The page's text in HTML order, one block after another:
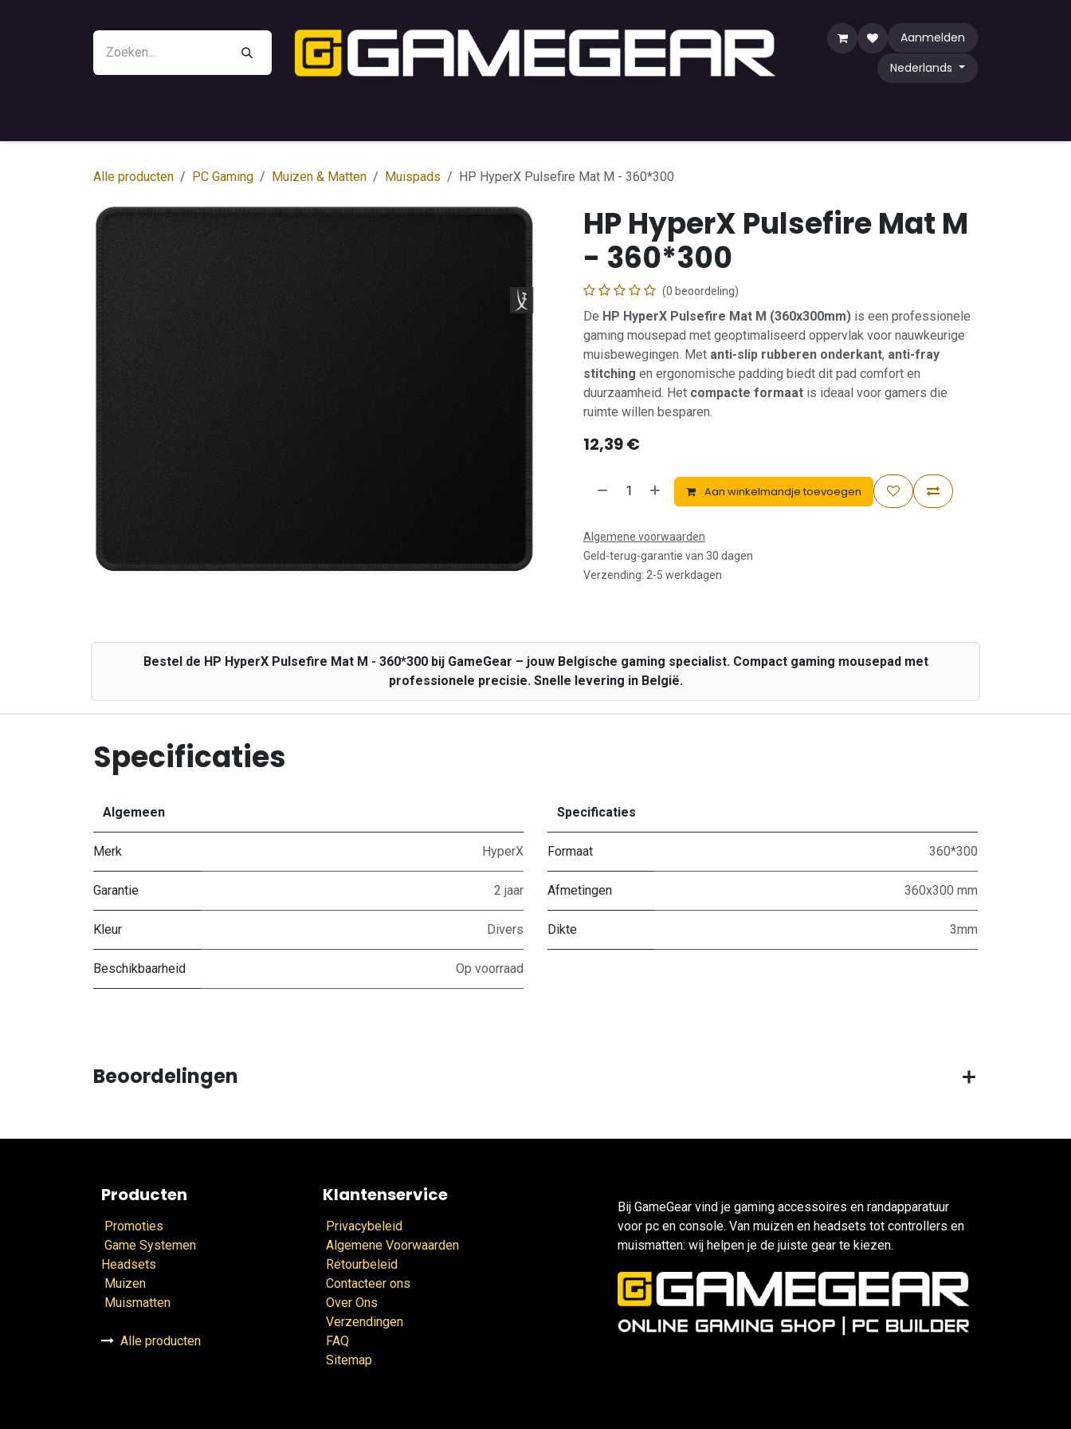
Aanmelden
Nederlands
Alle producten PC Gaming Muizen & Matten Muispads HP HyperX Pulsefire Mat M - 360*300
HP HyperX Pulsefire Mat M
- 360*300
(0 beoordeling)
De HP HyperX Pulsefire Mat M (360x300mm) is een professionele
gaming mousepad met geoptimaliseerd oppervlak voor nauwkeurige
muisbewegingen. Met anti-slip rubberen onderkant, anti-fray
stitching en ergonomische padding biedt dit pad comfort en
duurzaamheid. Het compacte formaat is ideaal voor gamers die
ruimte willen besparen.
12,39€
Aan winkelmandje toevoegen
Algemene voorwaarden
Geld-terug-garantie van 30 dagen
Verzending: 2-5 werkdagen
Bestel de HP HyperX Pulsefire Mat M - 360*300 bij GameGear – jouw Belgische gaming specialist. Compact gaming mousepad met
professionele precisie. Snelle levering in België.
Specificaties
Algemeen
Merk HyperX
Garantie 2 jaar
Kleur Divers
Beschikbaarheid Op voorraad
Specificaties
Formaat 360*300
Afmetingen 360x300 mm
Dikte 3mm
Beoordelingen
Producten
Promoties
Game Systemen
Headsets
Muizen
Muismatten
Alle producten
Klantenservice
Privacybeleid
Algemene Voorwaarden
Retourbeleid
Contacteer ons
Over Ons
Verzendingen
FAQ
Sitemap
Bij GameGear vind je gaming accessoires en randapparatuur
voor pc en console. Van muizen en headsets tot controllers en
muismatten: wij helpen je de juiste gear te kiezen.